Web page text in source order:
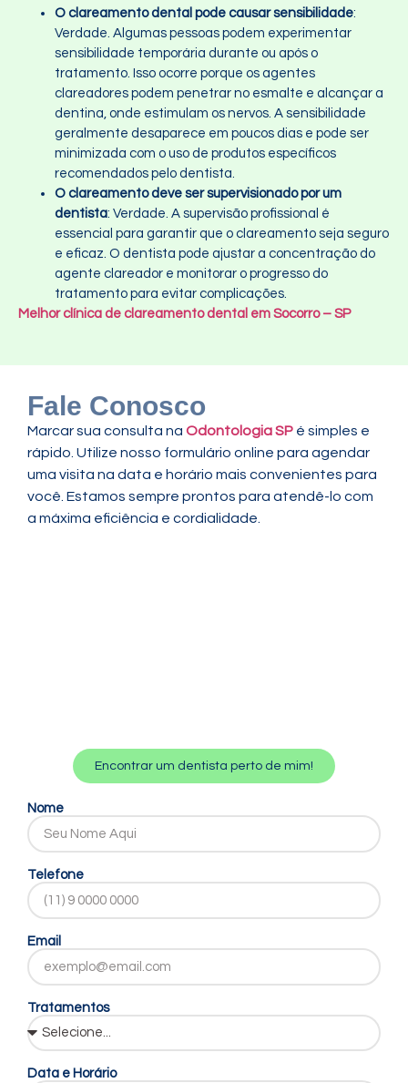
O clareamento dental pode causar sensibilidade:
Verdade. Algumas pessoas podem experimentar
sensibilidade temporária durante ou após o
tratamento. Isso ocorre porque os agentes
clareadores podem penetrar no esmalte e alcançar a
dentina, onde estimulam os nervos. A sensibilidade
geralmente desaparece em poucos dias e pode ser
minimizada com o uso de produtos específicos
recomendados pelo dentista.
O clareamento deve ser supervisionado por um
dentista: Verdade. A supervisão profissional é
essencial para garantir que o clareamento seja seguro
e eficaz. O dentista pode ajustar a concentração do
agente clareador e monitorar o progresso do
tratamento para evitar complicações.
Melhor clínica de clareamento dental em Socorro – SP
Fale Conosco
Marcar sua consulta na Odontologia SP é simples e
rápido. Utilize nosso formulário online para agendar
uma visita na data e horário mais convenientes para
você. Estamos sempre prontos para atendê-lo com
a máxima eficiência e cordialidade.
Encontrar um dentista perto de mim!
Nome
Telefone
Email
Tratamentos
Data e Horário